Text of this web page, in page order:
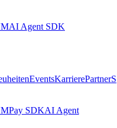
AI Agent SDK
EventsKarrierePartnerS
Pay SDKAI Agent